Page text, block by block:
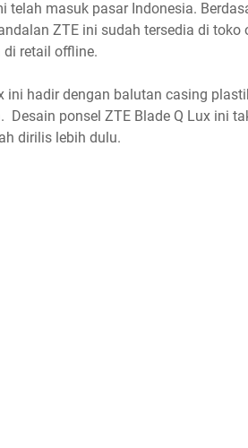
telah masuk pasar Indonesia.
ZTE ini sudah tersedia di
retail offline.
ini hadir dengan balutan casing
ponsel ZTE Blade Q Lux ini
dirilis lebih dulu.